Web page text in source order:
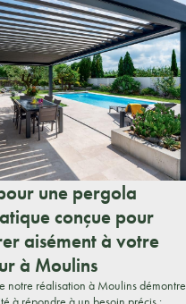
une pergola
conçue pour
aisément à votre
à Moulins
notre réalisation à Moulins démontre